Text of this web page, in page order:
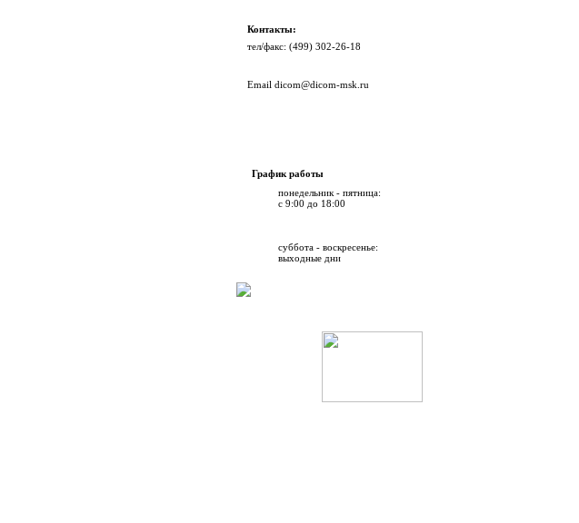
Контакты:
тел/факc: (499) 302-26-18
Email dicom@dicom-msk.ru
График работы
понедельник - пятница:
с 9:00 до 18:00
суббота - воскресенье:
выходные дни